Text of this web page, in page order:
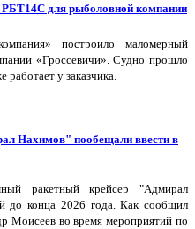
РБТ14С для рыболовной компании
построило маломерный
«Гроссевичи». Судно прошло
у заказчика.
Нахимов" пообещали ввести в
ракетный крейсер "Адмирал
до конца 2026 года. Как сообщил
Моисеев во время мероприятий по